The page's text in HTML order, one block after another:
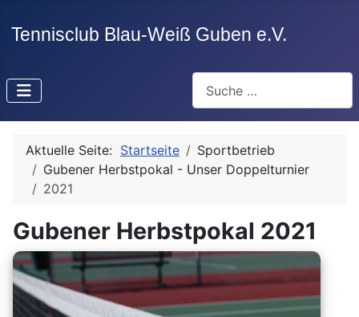
Aktuelle Seite: Startseite
Sportbetrieb
Gubener Herbstpokal - Unser Doppelturnier
2021
Gubener Herbstpokal 2021